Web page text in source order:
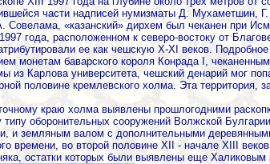
части надписей нумизматы Д. Мухаметшин,
Совелама, «казанский» дирхем был чеканен при
года, расположенном к северо-востоку от
ее как чешскую X-XI веков.
монетам баварского короля Конрада I,
из Карлова университета, чешский денарий мог
половине кремлевского холма. Эта
краю холма выявлены прошлогодними
типу оборонительных сооружений Волжской
и земляным валом с дополнительными
времени, во второй половине XII - начале XIII
остатки которых были выявлены еще